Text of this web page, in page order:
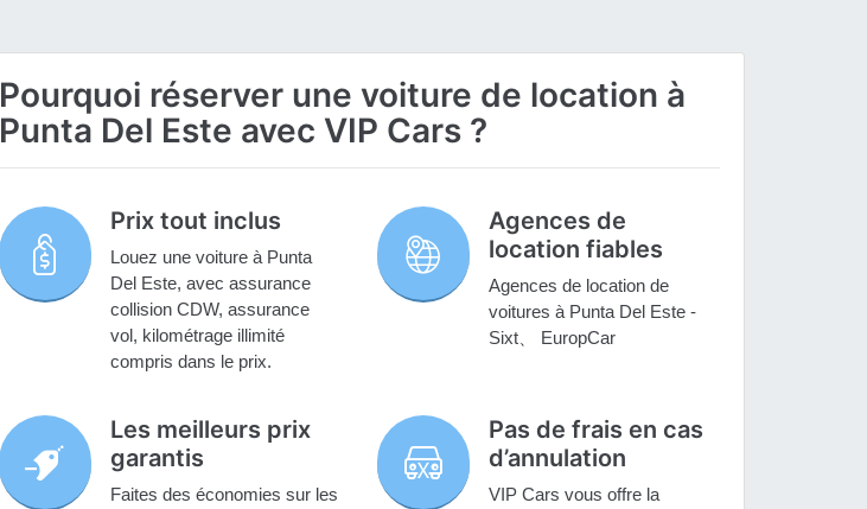
Pourquoi réserver une voiture de location à
Punta Del Este avec VIP Cars ?
Prix tout inclus
Louez une voiture à Punta
Del Este, avec assurance
collision CDW, assurance
vol, kilométrage illimité
compris dans le prix.
Agences de
location fiables
Agences de location de
voitures à Punta Del Este -
Sixt、 EuropCar
Les meilleurs prix
garantis
Faites des économies sur les
Pas de frais en cas
d’annulation
VIP Cars vous offre la